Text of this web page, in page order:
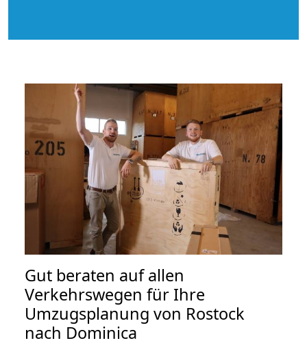
Gut beraten auf allen
Verkehrswegen für Ihre
Umzugsplanung von Rostock
nach Dominica